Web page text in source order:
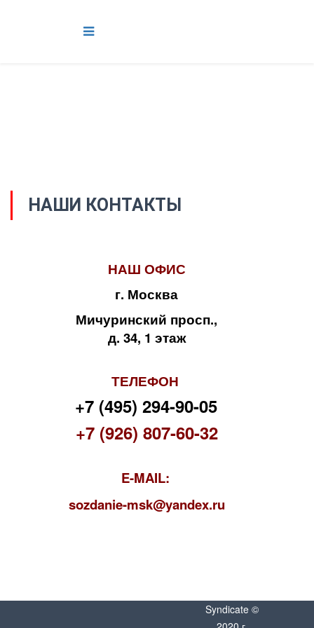
НАШИ КОНТАКТЫ
НАШ ОФИС
г. Москва
Мичуринский просп.,
д. 34, 1 этаж
ТЕЛЕФОН
+7 (495) 294-90-05
+7 (926) 807-60-32
E-MAIL:
sozdanie-msk@yandex.ru
Syndicate ©